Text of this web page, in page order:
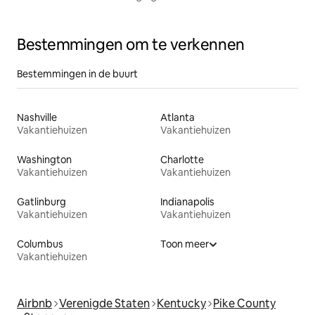
Bestemmingen om te verkennen
Bestemmingen in de buurt
Nashville
Vakantiehuizen
Atlanta
Vakantiehuizen
Washington
Vakantiehuizen
Charlotte
Vakantiehuizen
Gatlinburg
Vakantiehuizen
Indianapolis
Vakantiehuizen
Columbus
Vakantiehuizen
Toon meer
Airbnb Verenigde Staten Kentucky Pike County